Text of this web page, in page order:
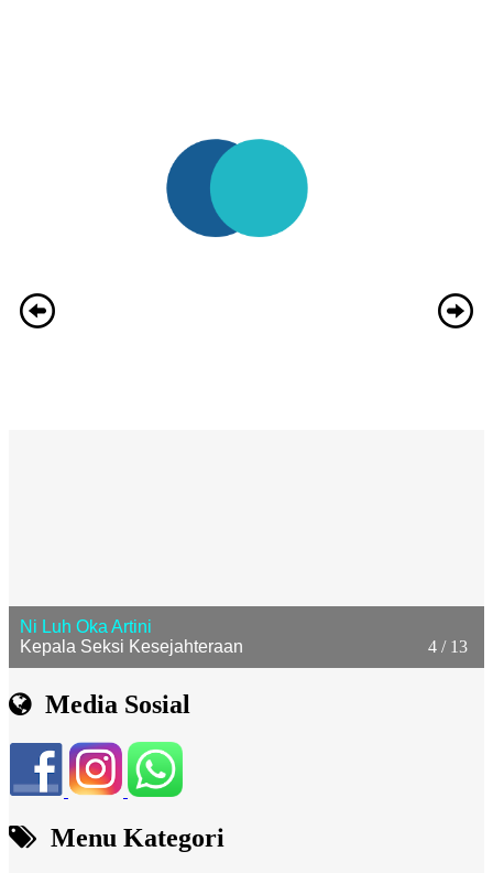
5 / 13
I Made Pandeta
Kepala Urusan Tata Usaha dan Umum
Media Sosial
Menu Kategori